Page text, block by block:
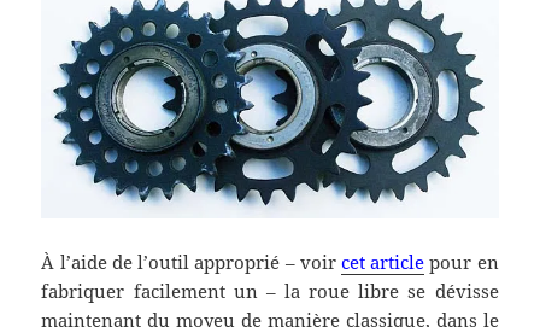
À l’aide de l’outil approprié – voir cet article pour en
fabriquer facilement un – la roue libre se dévisse
maintenant du moyeu de manière classique, dans le